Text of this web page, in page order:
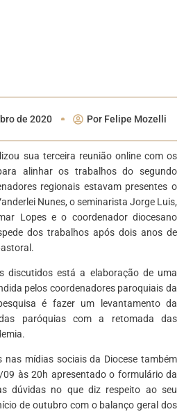
de 2020 Por Felipe Mozelli
sua terceira reunião online com os
alinhar os trabalhos do segundo
regionais estavam presentes o
Nunes, o seminarista Jorge Luis,
Lopes e o coordenador diocesano
dos trabalhos após dois anos de
discutidos está a elaboração de uma
pelos coordenadores paroquiais da
é fazer um levantamento da
paróquias com a retomada das
nas mídias sociais da Diocese também
às 20h apresentado o formulário da
dúvidas no que diz respeito ao seu
de outubro com o balanço geral dos